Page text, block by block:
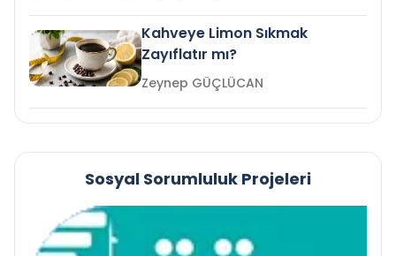
Kahveye Limon Sıkmak
Zayıflatır mı?
Zeynep GÜÇLÜCAN
Sosyal Sorumluluk Projeleri